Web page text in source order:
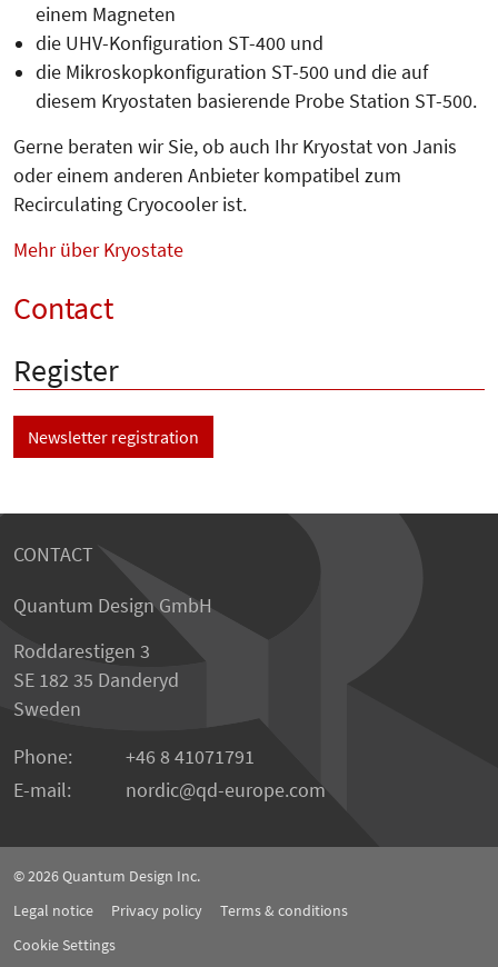
einem Magneten
die UHV-Konfiguration ST-400 und
die Mikroskopkonfiguration ST-500 und die auf
diesem Kryostaten basierende Probe Station ST-500.
Gerne beraten wir Sie, ob auch Ihr Kryostat von Janis
oder einem anderen Anbieter kompatibel zum
Recirculating Cryocooler ist.
Mehr über Kryostate
Contact
Register
Newsletter registration
CONTACT
Quantum Design GmbH
Roddarestigen 3
SE 182 35 Danderyd
Sweden
Phone:
+46 8 41071791
E-mail:
nordic qd-europe.com
© 2026Quantum Design Inc.
Legal notice
Privacy policy
Terms & conditions
Cookie Settings